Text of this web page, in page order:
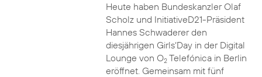
Heute haben Bundeskanzler Olaf
Scholz und InitiativeD21-Präsident
Hannes Schwaderer den
diesjährigen Girls‘Day in der Digital
Lounge von O2Telefónica in Berlin
eröffnet. Gemeinsam mit fünf